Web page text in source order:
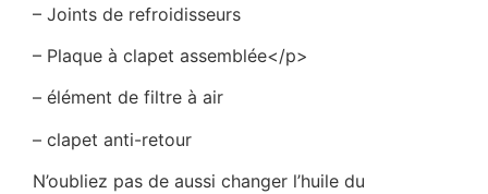
– Joints de refroidisseurs
– Plaque à clapet assemblée</p>
– élément de filtre à air
– clapet anti-retour
N’oubliez pas de aussi changer l’huile du